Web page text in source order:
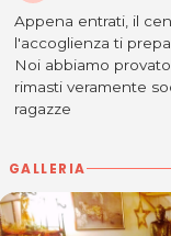
Appena entrati, il
l'accoglienza ti
Noi abbiamo
rimasti veramente
ragazze
GALLERIA